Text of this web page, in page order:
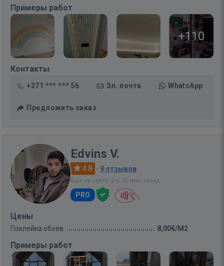
Примеры работ
+110
Контакты
+371 *** *** 56 Эл. почта WhatsApp
Предложить заказ
Edvins V.
4.8 · 9 отзывов
Был на сайте: 2 ч. 53 мин. назад
PRO
Цены
Поклейка обоев 8,00€/M2
Примеры работ